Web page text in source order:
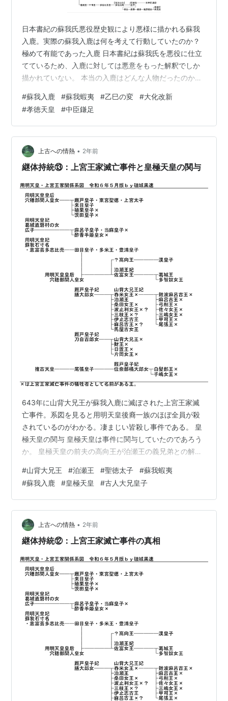
日本書紀の蘇我氏悪役歴史観により悪様に描かれる蘇我
入鹿。実際の蘇我入鹿は何を考えて行動していたのか？
極めて有能であった入鹿 日本書紀は蘇我氏を悪役に仕立
てているため、入鹿に対しては悪意をもった解釈でしか
描かれていない。 本当の入鹿はどんな人物だったのか。
めて有能であったと描かれている。藤氏家伝は藤原仲麻
呂による脚色の多い小説みたいな記録との分析がある
が、奈良時代において蘇我入鹿を有能と描いても不自然
ではなかったとは解釈できる。 実際、有能でなければ日
本書紀も悪様には描けなかったであろう。 入鹿が生きた
時代の背景 蘇我氏はもともと朝鮮半島情勢…
#蘇我入鹿 #蘇我蝦夷 #乙巳の変 #大化改新
#孝徳天皇 #中臣鎌足
上古への情熱 • 2年前
継体持統⑬：上宮王家滅亡事件と皇極天皇の関与
643年に山背大兄王が蘇我入鹿に滅ぼされた上宮王家滅
亡事件。系図を見ると用明天皇後裔一族のほぼ全員が殺
されているのがわかる。凄まじい皆殺し事件である。 皇
極天皇の関与 皇極天皇は事件に関与していたのであろう
か。 皇極天皇の前夫の高向王が泊瀬王の義兄弟との解釈
天皇＋山背大兄王＋蘇我蝦夷陣営に対し、相当な恨みを
持っていた可能性がある。 593年に聖徳太子は崇峻天皇
＝泊瀬部天皇の後継の地位を継承したが、この崇峻天皇
の資産を継承したのが名前からすると聖徳太子第二皇子
の泊瀬王である。 628年推古天皇崩御時、聖徳太子の最
有力後継者はおそらく泊瀬王であっ…
#山背大兄王 #泊瀬王 #聖徳太子 #蘇我蝦夷
#蘇我入鹿 #皇極天皇 #古人大兄皇子
上古への情熱 • 2年前
継体持統⑫：上宮王家滅亡事件の真相